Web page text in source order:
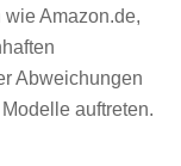
Amazon.de,
Abweichungen
auftreten.